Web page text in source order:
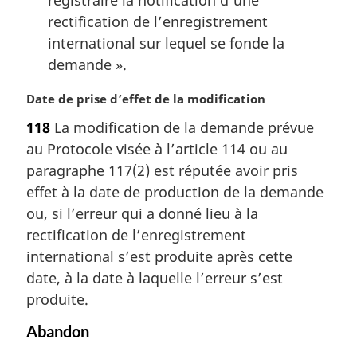
rectification de l’enregistrement
international sur lequel se fonde la
demande ».
N
t
e
m
a
g
i
n
a
e
:
Date de prise d’effet de la modification
118 La modification de la demande prévue
au Protocole visée à l’article 114 ou au
paragraphe 117(2) est réputée avoir pris
effet à la date de production de la demande
ou, si l’erreur qui a donné lieu à la
rectification de l’enregistrement
international s’est produite après cette
date, à la date à laquelle l’erreur s’est
produite.
Abandon